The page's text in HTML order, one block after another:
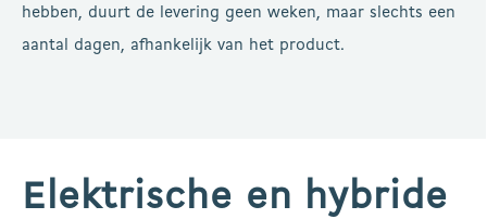
hebben, duurt de levering geen weken, maar slechts een
aantal dagen, afhankelijk van het product.
Elektrische en hybride